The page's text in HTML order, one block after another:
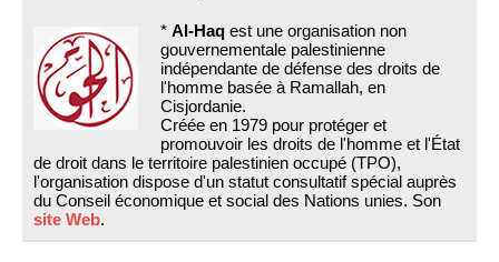
* Al-Haq est une organisation non
gouvernementale palestinienne
indépendante de défense des droits de
l'homme basée à Ramallah, en
Cisjordanie.
Créée en 1979 pour protéger et
promouvoir les droits de l'homme et l'État
de droit dans le territoire palestinien occupé (TPO),
l'organisation dispose d'un statut consultatif spécial auprès
du Conseil économique et social des Nations unies. Son
site Web.